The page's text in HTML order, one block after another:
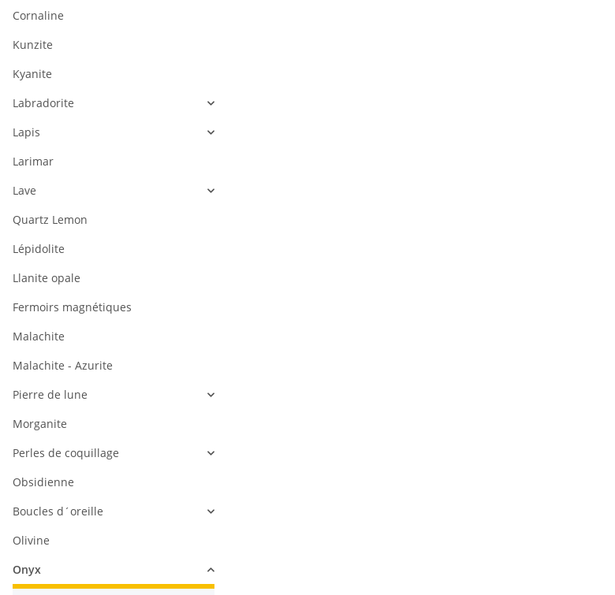
Cornaline
Kunzite
Kyanite
Labradorite
Lapis
Larimar
Lave
Quartz Lemon
Lépidolite
Llanite opale
Fermoirs magnétiques
Malachite
Malachite - Azurite
Pierre de lune
Morganite
Perles de coquillage
Obsidienne
Boucles d´oreille
Olivine
Onyx